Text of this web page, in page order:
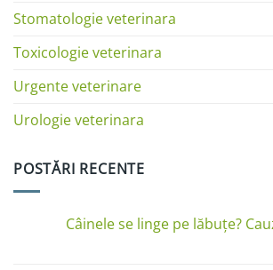
Stomatologie veterinara
Toxicologie veterinara
Urgente veterinare
Urologie veterinara
POSTĂRI RECENTE
Câinele se linge pe lăbuțe?